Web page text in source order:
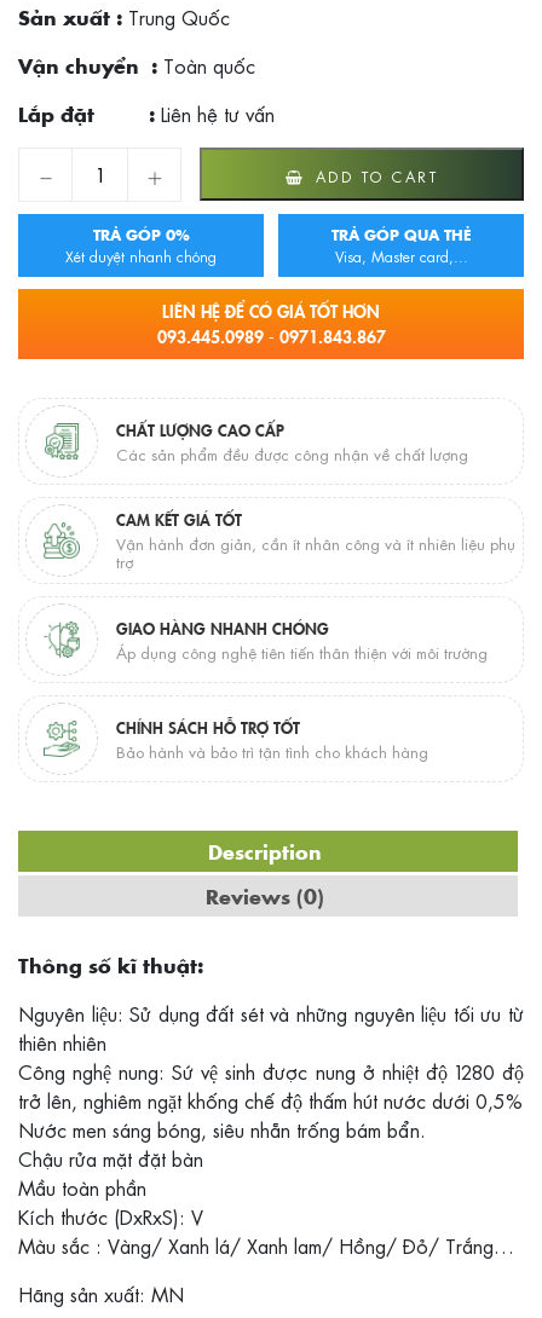
Sản xuất : Trung Quốc
Vận chuyển : Toàn quốc
Lắp đặt : Liên hệ tư vấn
Chậu lavabo trẻ em MN04 quantity
ADD TO CART
TRẢ GÓP 0%
Xét duyệt nhanh chóng
TRẢ GÓP QUA THẺ
Visa, Master card,...
LIÊN HỆ ĐỂ CÓ GIÁ TỐT HƠN
093.445.0989 - 0971.843.867
CHẤT LƯỢNG CAO CẤP
Các sản phẩm đều được công nhận về chất lượng
CAM KẾT GIÁ TỐT
Vận hành đơn giản, cần ít nhân công và ít nhiên liệu phụ
trợ
GIAO HÀNG NHANH CHÓNG
Áp dụng công nghệ tiên tiến thân thiện với môi trường
CHÍNH SÁCH HỖ TRỢ TỐT
Bảo hành và bảo trì tận tình cho khách hàng
Description
Reviews (0)
Thông số kĩ thuật:
Nguyên liệu: Sử dụng đất sét và những nguyên liệu tối ưu từ
thiên nhiên
Công nghệ nung: Sứ vệ sinh được nung ở nhiệt độ 1280 độ
trở lên, nghiêm ngặt khống chế độ thấm hút nước dưới 0,5%
Nước men sáng bóng, siêu nhẵn trống bám bẩn.
Chậu rửa mặt đặt bàn
Mầu toàn phần
Kích thước (DxRxS): V
Màu sắc : Vàng/ Xanh lá/ Xanh lam/ Hồng/ Đỏ/ Trắng…
Hãng sản xuất: MN